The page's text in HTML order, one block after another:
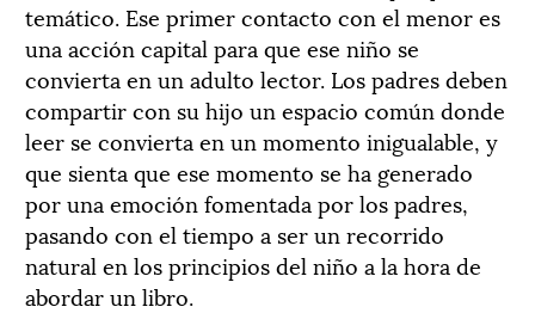
temático. Ese primer contacto con el menor es
una acción capital para que ese niño se
convierta en un adulto lector. Los padres deben
compartir con su hijo un espacio común donde
leer se convierta en un momento inigualable, y
que sienta que ese momento se ha generado
por una emoción fomentada por los padres,
pasando con el tiempo a ser un recorrido
natural en los principios del niño a la hora de
abordar un libro.